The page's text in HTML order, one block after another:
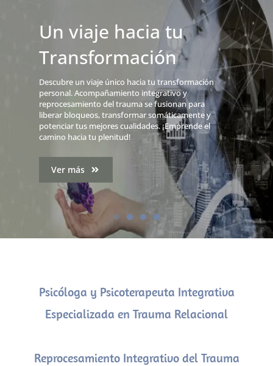
Un viaje hacia tu
Transformación
Descubre un viaje único hacia tu transformación
personal. Acompañamiento integrativo y
reprocesamiento del trauma se fusionan para
liberar bloqueos, transformar somáticamente y
potenciar tus mejores cualidades. ¡Emprende el
camino hacia tu plenitud!
Ver más
Psicóloga y Psicoterapeuta Integrativa
Especializada en Trauma Relacional
Reprocesamiento Integrativo del Trauma